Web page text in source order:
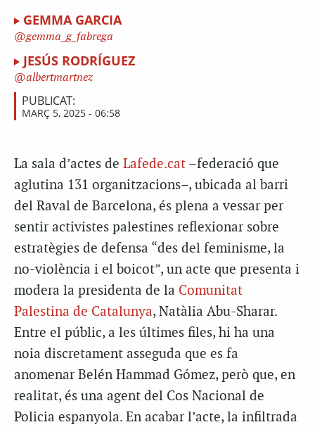
GEMMA GARCIA
gemma_g_fabrega
JESÚS RODRÍGUEZ
albertmartnez
PUBLICAT:
MARÇ 5, 2025 - 06:58
La sala d’actes de Lafede.cat –federació que
aglutina 131 organitzacions–, ubicada al barri
del Raval de Barcelona, és plena a vessar per
sentir activistes palestines reflexionar sobre
estratègies de defensa “des del feminisme, la
no-violència i el boicot”, un acte que presenta i
modera la presidenta de la Comunitat
Palestina de Catalunya, Natàlia Abu-Sharar.
Entre el públic, a les últimes files, hi ha una
noia discretament asseguda que es fa
anomenar Belén Hammad Gómez, però que, en
realitat, és una agent del Cos Nacional de
Policia espanyola. En acabar l’acte, la infiltrada